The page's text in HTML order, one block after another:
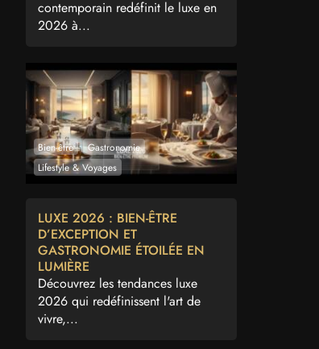
contemporain redéfinit le luxe en
2026 à...
Bien-être
Gastronomie
Lifestyle & Voyages
LUXE 2026 : BIEN-ÊTRE
D’EXCEPTION ET
GASTRONOMIE ÉTOILÉE EN
LUMIÈRE
Découvrez les tendances luxe
2026 qui redéfinissent l'art de
vivre,...